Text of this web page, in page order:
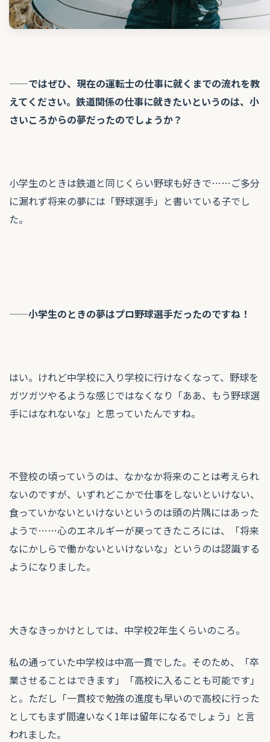
——ではぜひ、現在の運転士の仕事に就くまでの流れを教
えてください。鉄道関係の仕事に就きたいというのは、小
さいころからの夢だったのでしょうか？
小学生のときは鉄道と同じくらい野球も好きで……ご多分
に漏れず将来の夢には「野球選手」と書いている子でし
た。
——小学生のときの夢はプロ野球選手だったのですね！
はい。けれど中学校に入り学校に行けなくなって、野球を
ガツガツやるような感じではなくなり「ああ、もう野球選
手にはなれないな」と思っていたんですね。
不登校の頃っていうのは、なかなか将来のことは考えられ
ないのですが、いずれどこかで仕事をしないといけない、
食っていかないといけないというのは頭の片隅にはあった
ようで……心のエネルギーが戻ってきたころには、「将来
なにかしらで働かないといけないな」というのは認識する
ようになりました。
大きなきっかけとしては、中学校2年生くらいのころ。
私の通っていた中学校は中高一貫でした。そのため、「卒
業させることはできます」「高校に入ることも可能です」
と。ただし「一貫校で勉強の進度も早いので高校に行った
としてもまず間違いなく1年は留年になるでしょう」と言
われました。